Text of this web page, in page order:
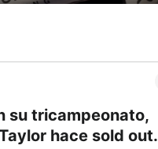
su tricampeonato,
hace sold out.